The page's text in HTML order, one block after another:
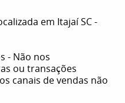
em Itajaí SC -
- Não nos
ou transações
canais de vendas não